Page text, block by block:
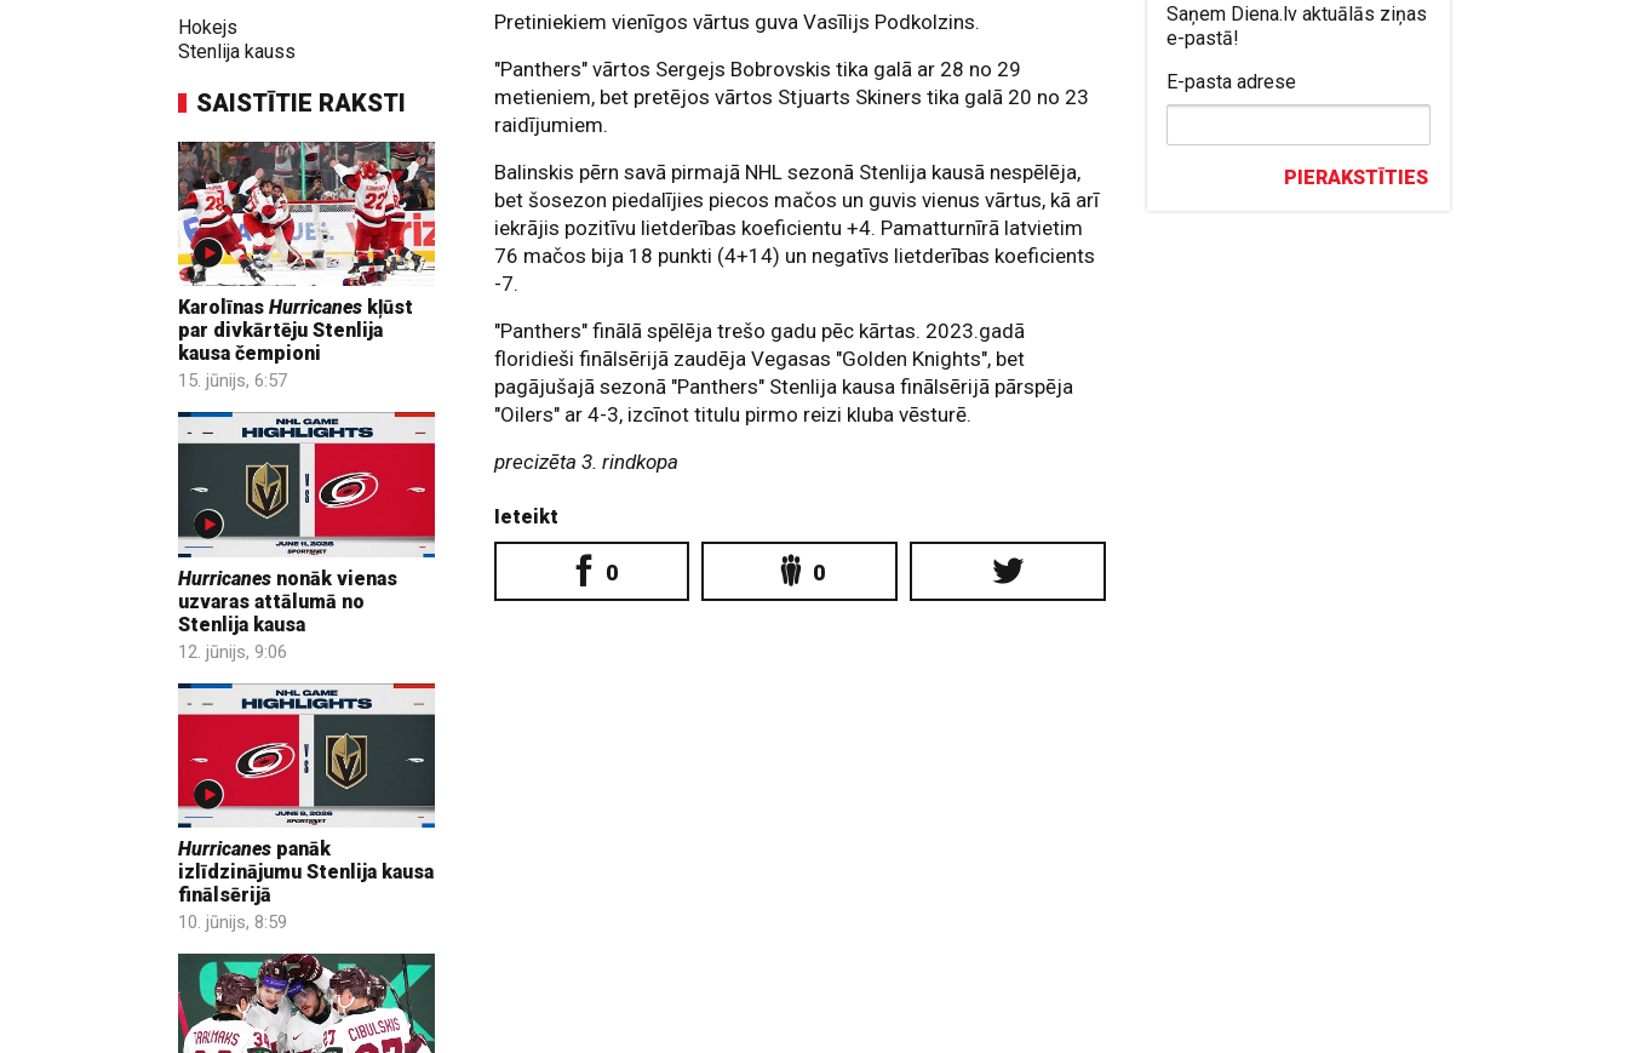
Hokejs
Stenlija kauss
SAISTĪTIE RAKSTI
Karolīnas Hurricanes kļūst
par divkārtēju Stenlija
kausa čempioni
15. jūnijs, 6:57
Hurricanes nonāk vienas
uzvaras attālumā no
Stenlija kausa
12. jūnijs, 9:06
Hurricanes panāk
izlīdzinājumu Stenlija kausa
finālsērijā
10. jūnijs, 8:59
Pretiniekiem vienīgos vārtus guva Vasīlijs Podkolzins.
"Panthers" vārtos Sergejs Bobrovskis tika galā ar 28 no 29
metieniem, bet pretējos vārtos Stjuarts Skiners tika galā 20 no 23
raidījumiem.
Balinskis pērn savā pirmajā NHL sezonā Stenlija kausā nespēlēja,
bet šosezon piedalījies piecos mačos un guvis vienus vārtus, kā arī
iekrājis pozitīvu lietderības koeficientu +4. Pamatturnīrā latvietim
76 mačos bija 18 punkti (4+14) un negatīvs lietderības koeficients
-7.
"Panthers" finālā spēlēja trešo gadu pēc kārtas. 2023.gadā
floridieši finālsērijā zaudēja Vegasas "Golden Knights", bet
pagājušajā sezonā "Panthers" Stenlija kausa finālsērijā pārspēja
"Oilers" ar 4-3, izcīnot titulu pirmo reizi kluba vēsturē.
precizēta 3. rindkopa
Ieteikt
0 0
Saņem Diena.lv aktuālās ziņas
e-pastā!
E-pasta adrese
PIERAKSTĪTIES